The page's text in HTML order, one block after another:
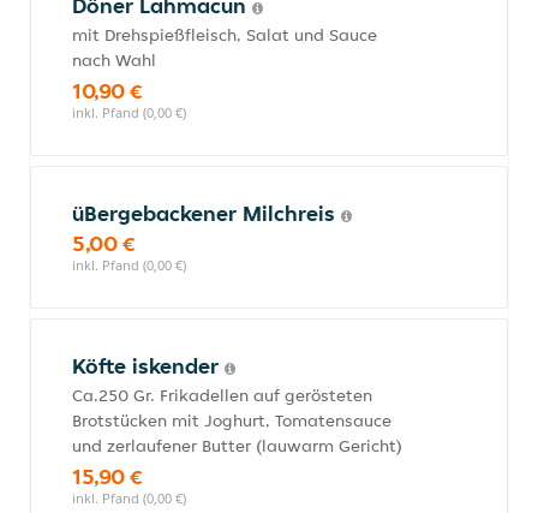
mit Drehspießfleisch, Salat und Sauce
nach Wahl
10,90 €
inkl. Pfand (0,00 €)
üBergebackener Milchreis
5,00 €
inkl. Pfand (0,00 €)
Köfte iskender
Ca.250 Gr. Frikadellen auf gerösteten
Brotstücken mit Joghurt, Tomatensauce
und zerlaufener Butter (lauwarm Gericht)
15,90 €
inkl. Pfand (0,00 €)